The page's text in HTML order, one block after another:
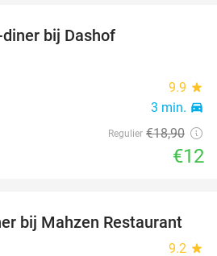
bij Dashof
9.9 star
3 min. directions_car
Regulier €18,90
€12
59%
bij Mahzen Restaurant
9.2 star